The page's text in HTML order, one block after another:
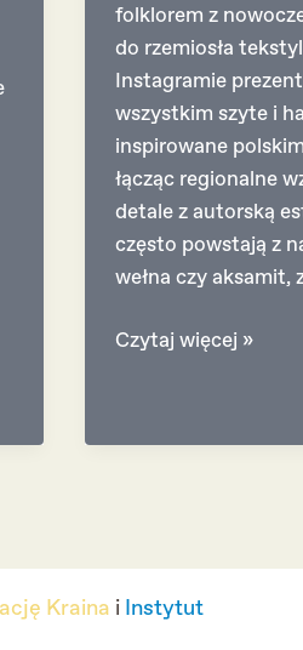
folklorem z
do rzemiosła
Instagramie
wszystkim szyte i
inspirowane
łącząc regionalne
detale z autorską
często powstają z
wełna czy aksamit,
Monika
Czytaj więcej »
Kraina i Instytut